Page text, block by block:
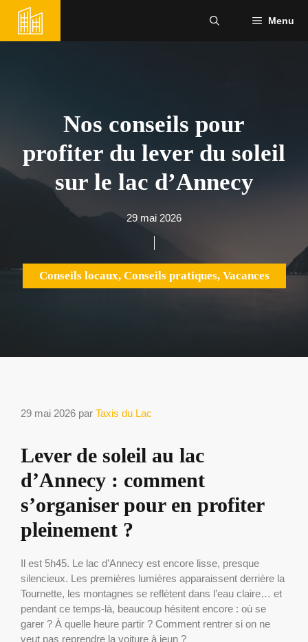
contenu
Menu
Nos conseils pour
profiter du lever du soleil
sur le lac d’Annecy
29 mai 2026
Conseils locaux, Conseils pratiques, Vacances
29 mai 2026 par Taxis du Lac
Lever de soleil au lac
d’Annecy : comment
s’organiser pour en profiter
pleinement ?
Il est 5h45. Le lac d’Annecy est encore lisse, presque
silencieux. Les premières lumières apparaissent derrière la
Tournette, les montagnes se reflètent dans l’eau claire… et
pendant ce temps-là, beaucoup hésitent encore : où se
garer ? À quelle heure partir ? Comment rentrer si on ne
veut pas reprendre la voiture à jeun ?